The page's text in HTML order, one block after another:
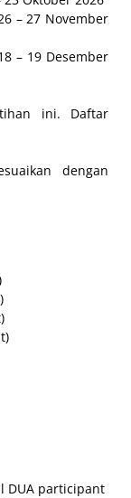
– 27 November
– 19 Desember
ini. Daftar
dengan
DUA participant